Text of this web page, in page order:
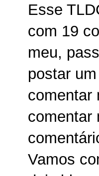
Esse
com 19
meu,
postar
comentar
comentar
Vamos